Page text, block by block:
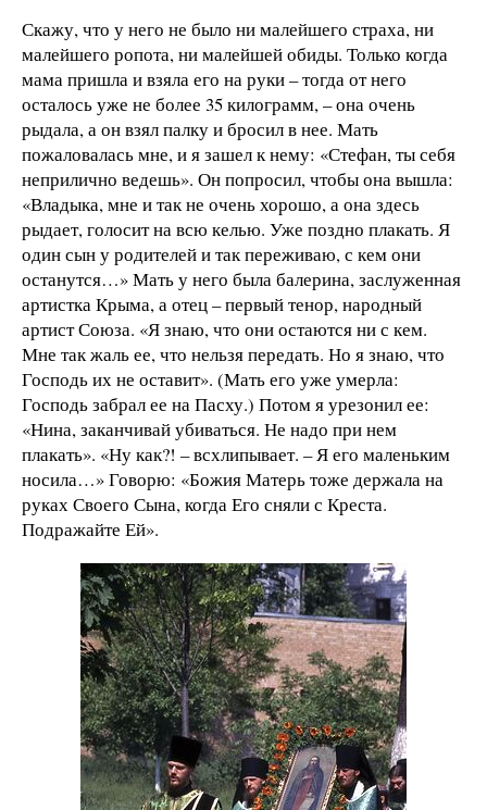
Скажу, что у него не было ни малейшего страха, ни
малейшего ропота, ни малейшей обиды. Только когда
мама пришла и взяла его на руки – тогда от него
осталось уже не более 35 килограмм, – она очень
рыдала, а он взял палку и бросил в нее. Мать
пожаловалась мне, и я зашел к нему: «Стефан, ты себя
неприлично ведешь». Он попросил, чтобы она вышла:
«Владыка, мне и так не очень хорошо, а она здесь
рыдает, голосит на всю келью. Уже поздно плакать. Я
один сын у родителей и так переживаю, с кем они
останутся…» Мать у него была балерина, заслуженная
артистка Крыма, а отец – первый тенор, народный
артист Союза. «Я знаю, что они остаются ни с кем.
Мне так жаль ее, что нельзя передать. Но я знаю, что
Господь их не оставит». (Мать его уже умерла:
Господь забрал ее на Пасху.) Потом я урезонил ее:
«Нина, заканчивай убиваться. Не надо при нем
плакать». «Ну как?! – всхлипывает. – Я его маленьким
носила…» Говорю: «Божия Матерь тоже держала на
руках Своего Сына, когда Его сняли с Креста.
Подражайте Ей».